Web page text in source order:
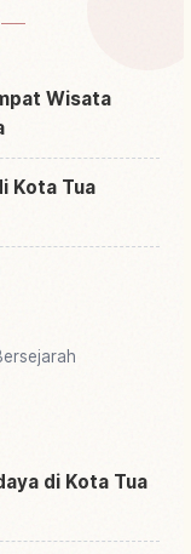
Dentouteki
Wisata
Kota Tua
di Kota Tua